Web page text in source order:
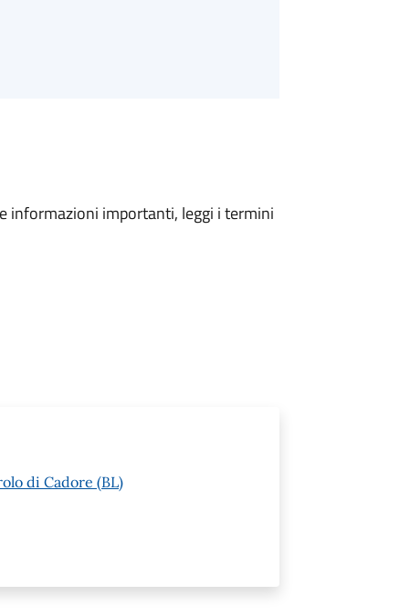
informazioni importanti, leggi i termini
di Cadore (BL)